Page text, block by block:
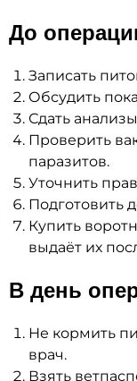
До
Записать
Обсудить
Сдать
Проверить
паразитов.
Уточнить
Подготовить
Купить
выдаёт их
В день
Не кормить
врач.
Взять